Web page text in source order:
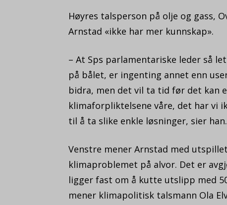
Høyres talsperson på olje og gass,
Arnstad «ikke har mer kunnskap».
– At Sps parlamentariske leder så
på bålet, er ingenting annet enn
bidra, men det vil ta tid før det kan
klimaforpliktelsene våre, det har vi
til å ta slike enkle løsninger, sier han.
Venstre mener Arnstad med
klimaproblemet på alvor. Det er
ligger fast om å kutte utslipp med
mener klimapolitisk talsmann Ola